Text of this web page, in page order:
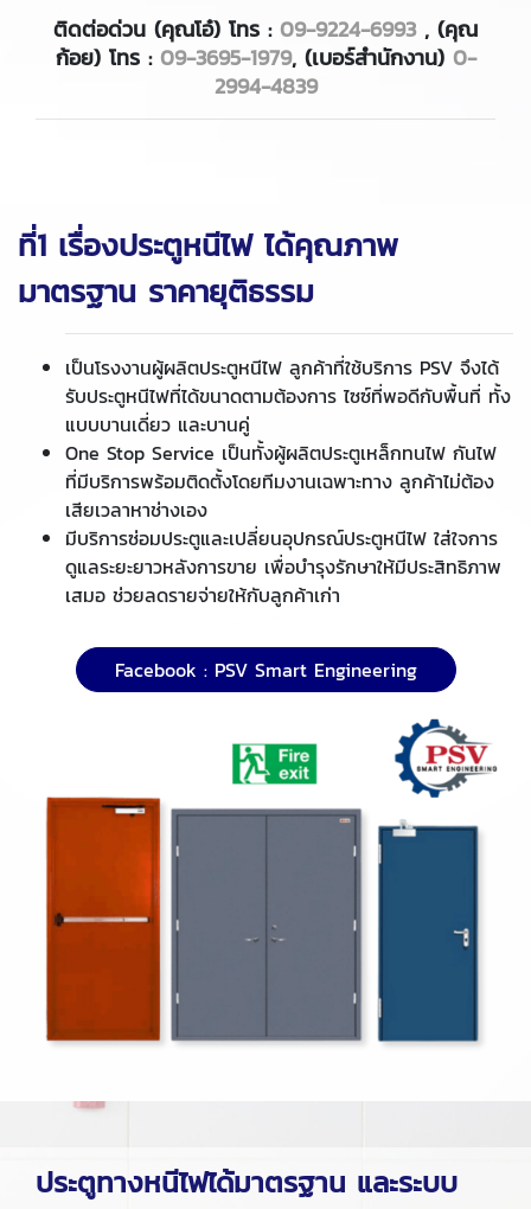
ติดต่อด่วน (คุณโอ๋) โทร : 09-9224-6993 , (คุณ
ก้อย) โทร : 09-3695-1979, (เบอร์สำนักงาน) 0-
2994-4839
ที่1 เรื่องประตูหนีไฟ ได้คุณภาพ
มาตรฐาน ราคายุติธรรม
เป็นโรงงานผู้ผลิตประตูหนีไฟ ลูกค้าที่ใช้บริการ PSV จึงได้
รับประตูหนีไฟที่ได้ขนาดตามต้องการ ไซซ์ที่พอดีกับพื้นที่ ทั้ง
แบบบานเดี่ยว และบานคู่
One Stop Service เป็นทั้งผู้ผลิตประตูเหล็กทนไฟ กันไฟ
ที่มีบริการพร้อมติดตั้งโดยทีมงานเฉพาะทาง ลูกค้าไม่ต้อง
เสียเวลาหาช่างเอง
มีบริการซ่อมประตูและเปลี่ยนอุปกรณ์ประตูหนีไฟ ใส่ใจการ
ดูแลระยะยาวหลังการขาย เพื่อบำรุงรักษาให้มีประสิทธิภาพ
เสมอ ช่วยลดรายจ่ายให้กับลูกค้าเก่า
Facebook : PSV Smart Engineering
ประตูทางหนีไฟได้มาตรฐาน และระบบ